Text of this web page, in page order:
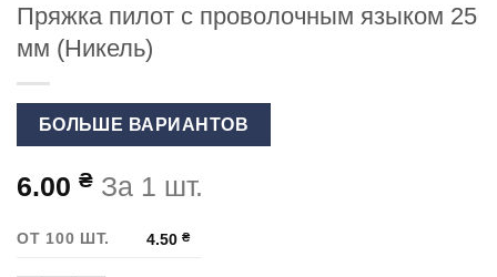
Пряжка пилот с проволочным языком 25
мм (Никель)
БОЛЬШЕ ВАРИАНТОВ
6.00 ₴ За 1 шт.
ОТ 100 ШТ. 4.50₴